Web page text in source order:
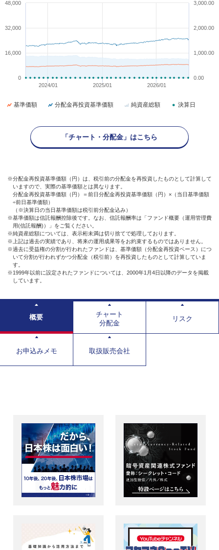
2024/01 2025/01 2026/01
0
16,000
32,000
48,000
0.00
1,000.00
2,000.00
3,000.00
基準価額 分配金再投資基準価額 純資産総額 決算日
「チャート・分配金」はこちら
※分配金再投資基準価額（円）は、税引前の分配金を再投資したものとして計算して
いますので、実際の基準価額とは異なります。
分配金再投資基準価額（円）＝前日分配金再投資基準価額（円）×（当日基準価額
÷前日基準価額）
（※決算日の当日基準価額は税引前分配金込み）
※基準価額は信託報酬控除後です。なお、信託報酬率は「ファンド概要（運用管理費
用(信託報酬)）」をご覧ください。
※純資産総額については、表示桁未満は切り捨てで処理しております。
※上記は過去の実績であり、将来の運用成果等をお約束するものではありません。
※過去に受益権の分割が行われたファンドは、基準価額（分配金再投資ベース）につ
いて分割が行われずかつ分配金（税引前）を再投資したものとして計算していま
す。
※1999年以前に設定されたファンドについては、2000年1月4日以降のデータを掲載
しています。
概要
チャート
分配金
リスク
お申込みメモ 取扱販売会社